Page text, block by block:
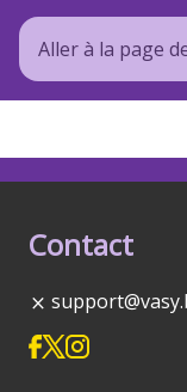
Aller à la page
Contact